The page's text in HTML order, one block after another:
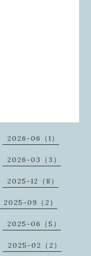
2026-06（1）
2026-03（3）
2025-12（8）
2025-09（2）
2025-06（5）
2025-02（2）